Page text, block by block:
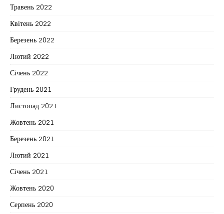
Травень 2022
Квітень 2022
Березень 2022
Лютий 2022
Січень 2022
Грудень 2021
Листопад 2021
Жовтень 2021
Березень 2021
Лютий 2021
Січень 2021
Жовтень 2020
Серпень 2020